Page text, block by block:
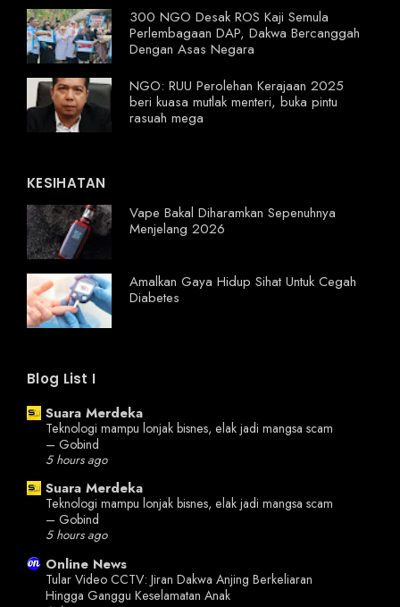
300 NGO Desak ROS Kaji Semula
Perlembagaan DAP, Dakwa Bercanggah
Dengan Asas Negara
NGO: RUU Perolehan Kerajaan 2025
beri kuasa mutlak menteri, buka pintu
rasuah mega
KESIHATAN
Vape Bakal Diharamkan Sepenuhnya
Menjelang 2026
Amalkan Gaya Hidup Sihat Untuk Cegah
Diabetes
Blog List I
Suara Merdeka
Teknologi mampu lonjak bisnes, elak jadi mangsa scam
– Gobind
5 hours ago
Suara Merdeka
Teknologi mampu lonjak bisnes, elak jadi mangsa scam
– Gobind
5 hours ago
Online News
Tular Video CCTV: Jiran Dakwa Anjing Berkeliaran
Hingga Ganggu Keselamatan Anak